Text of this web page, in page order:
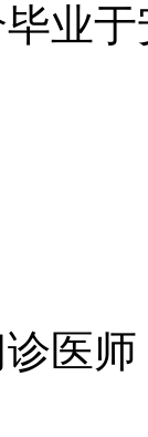
业
医